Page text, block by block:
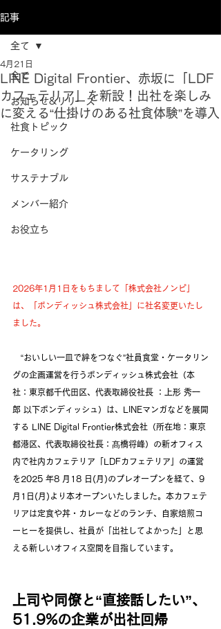
記事
全て
お知らせ&リリース
社食トピック
ケータリング
サステナブル
メンバー紹介
お役立ち
全て
LINE Digital Frontier、赤坂に「LDF
カフェテリア」を新設！出社を楽しみ
に変える“仕掛けのある社食体験”を導入
4月21日
2026年1月1日をもちまして「株式会社ノンピ」
は、「ボンディッシュ株式会社」に社名変更いたし
ました。
“おいしい一皿で絆をつなぐ”社員食堂・ケータリン
グの企画運営を行うボンディッシュ株式会社 （本
社：東京都千代田区、代表取締役社長 ：上形 秀一
郎 以下ボンディッシュ）は、LINEマンガなどを展開
する LINE Digital Frontier株式会社（所在地：東京
都港区、代表取締役社長：髙橋将峰）の新オフィス
内で社内カフェテリア「LDFカフェテリア」の運営
を2025 年8 月18 日(月)のプレオープンを経て、9
月1日(月)より本オープンいたしました。本カフェテ
リアは定食や丼・カレーなどのランチ、自家焙煎コ
ーヒーを提供し、社員が「出社してよかった」と思
える新しいオフィス空間を目指しています。
上司や同僚と“直接話したい”、
51.9%の企業が出社回帰